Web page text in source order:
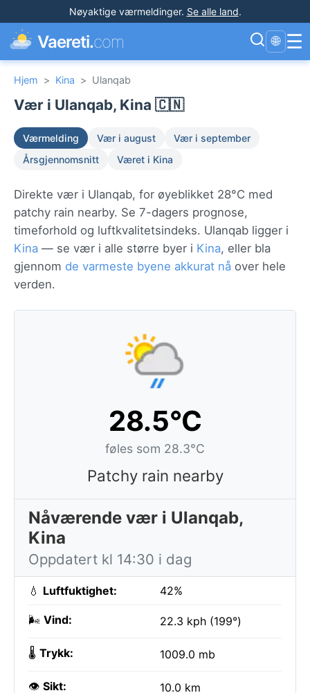
Nøyaktige værmeldinger. Se alle land.
Vaereti.com 🌐 ☰
Hjem > Kina > Ulanqab
Vær i Ulanqab, Kina 🇨🇳
Værmelding Vær i august
Vær i september
Årsgjennomsnitt
Været i Kina
Direkte vær i Ulanqab, for øyeblikket 28°C med
patchy rain nearby. Se 7-dagers prognose,
timeforhold og luftkvalitetsindeks. Ulanqab ligger i
Kina — se vær i alle større byer i Kina, eller bla
gjennom de varmeste byene akkurat nå over hele
verden.
28.5°C
føles som 28.3°C
Patchy rain nearby
Nåværende vær i Ulanqab,
Kina
Oppdatert kl 14:30 i dag
💧 Luftfuktighet: 42%
🌬️ Vind: 22.3 kph (199°)
🌡️ Trykk: 1009.0 mb
👁️ Sikt: 10.0 km